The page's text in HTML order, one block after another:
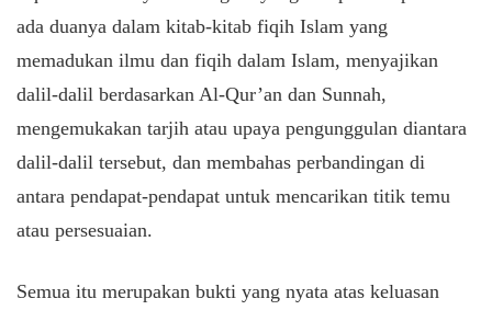
ada duanya dalam kitab-kitab fiqih Islam yang
memadukan ilmu dan fiqih dalam Islam, menyajikan
dalil-dalil berdasarkan Al-Qur’an dan Sunnah,
mengemukakan tarjih atau upaya pengunggulan diantara
dalil-dalil tersebut, dan membahas perbandingan di
antara pendapat-pendapat untuk mencarikan titik temu
atau persesuaian.
Semua itu merupakan bukti yang nyata atas keluasan